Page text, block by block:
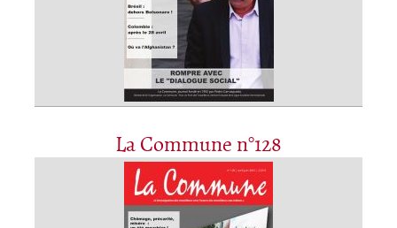
La Commune n°128